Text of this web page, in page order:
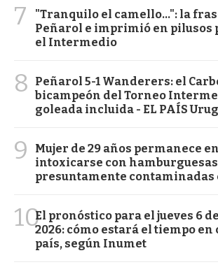
7
"Tranquilo el camello...": la
Peñarol e imprimió en pilusos
el Intermedio
8
Peñarol 5-1 Wanderers: el
bicampeón del Torneo
goleada incluida - EL PAÍS
9
Mujer de 29 años permanece
intoxicarse con hamburguesas
presuntamente contaminadas
10El pronóstico para el jueves 6
2026: cómo estará el tiempo en
país, según Inumet